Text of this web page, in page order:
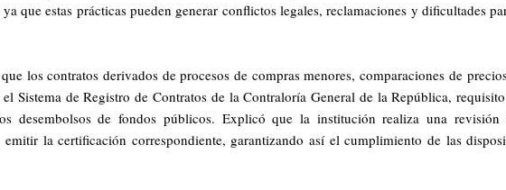
que estas prácticas pueden generar conflictos legales, reclamaciones y dificultades
los contratos derivados de procesos de compras menores, comparaciones de
Sistema de Registro de Contratos de la Contraloría General de la República,
desembolsos de fondos públicos. Explicó que la institución realiza una
emitir la certificación correspondiente, garantizando así el cumplimiento de las